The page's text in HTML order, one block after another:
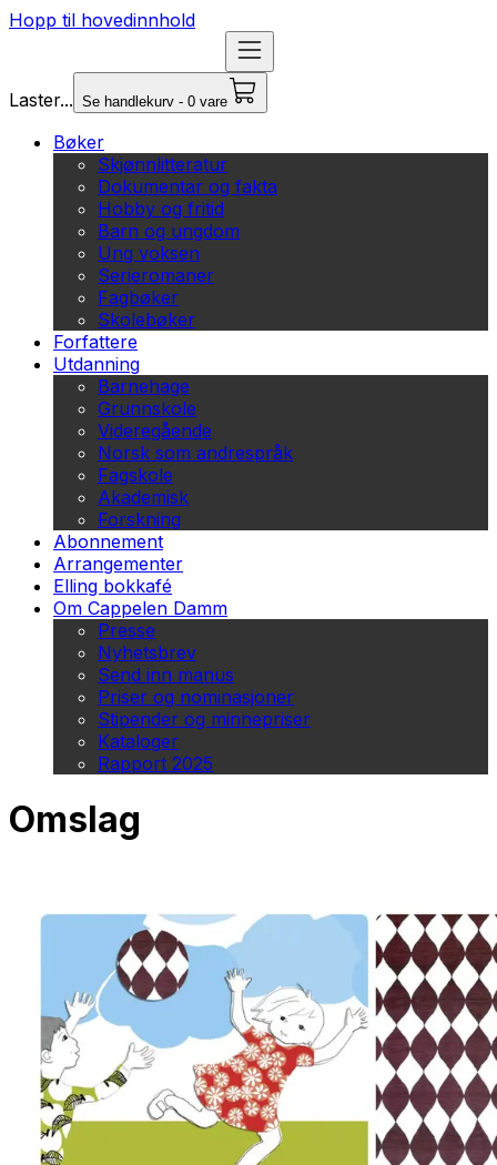
Hopp til hovedinnhold
Laster... Se handlekurv - 0 vare
Bøker
Skjønnlitteratur
Dokumentar og fakta
Hobby og fritid
Barn og ungdom
Ung voksen
Serieromaner
Fagbøker
Skolebøker
Forfattere
Utdanning
Barnehage
Grunnskole
Videregående
Norsk som andrespråk
Fagskole
Akademisk
Forskning
Abonnement
Arrangementer
Elling bokkafé
Om Cappelen Damm
Presse
Nyhetsbrev
Send inn manus
Priser og nominasjoner
Stipender og minnepriser
Kataloger
Rapport 2025
Omslag